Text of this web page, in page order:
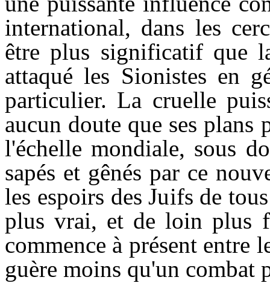
international, dans les
être plus significatif que
attaqué les Sionistes en
particulier. La cruelle
aucun doute que ses
l'échelle mondiale, sous
sapés et gênés par ce
les espoirs des Juifs de
plus vrai, et de loin plus
commence à présent entre
guère moins qu'un combat